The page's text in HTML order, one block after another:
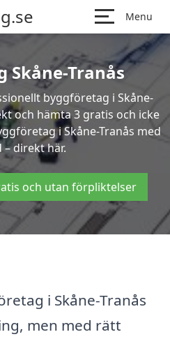
Menu
Skåne-Tranås
byggföretag i Skåne-
och hämta 3 gratis och icke
i Skåne-Tranås med
– direkt här.
och utan förpliktelser
i Skåne-Tranås
men med rätt